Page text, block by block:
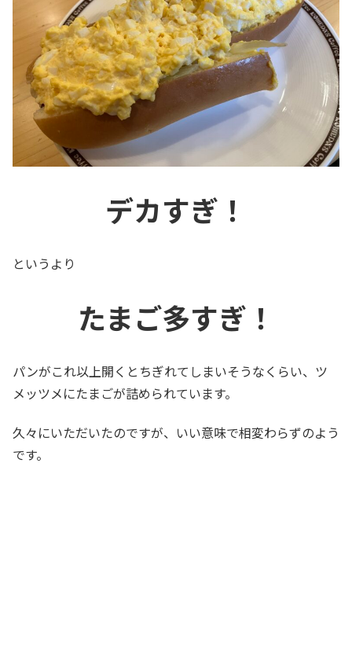
デカすぎ！
というより
たまご多すぎ！
パンがこれ以上開くとちぎれてしまいそうなくらい、ツ
メッツメにたまごが詰められています。
久々にいただいたのですが、いい意味で相変わらずのよう
です。